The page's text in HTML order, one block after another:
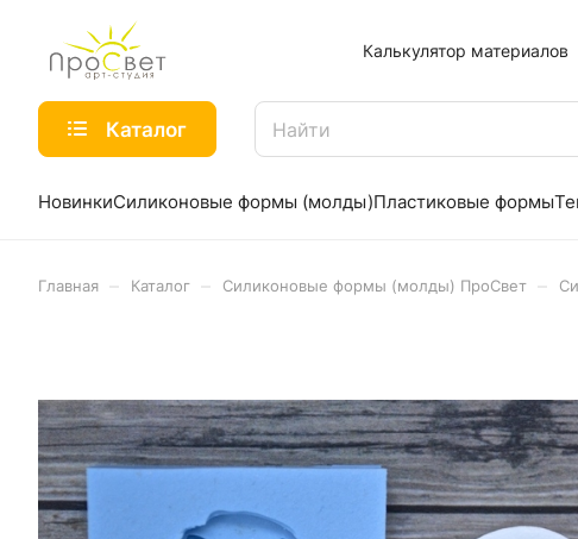
Калькулятор материалов
Каталог
НовинкиСиликоновые формы (молды)Пластиковые формы
Главная Каталог Силиконовые формы (молды) ПроСвет